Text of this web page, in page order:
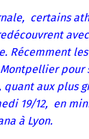
certains
Récemment
pour
quant aux plus
19/12, en
à Lyon.